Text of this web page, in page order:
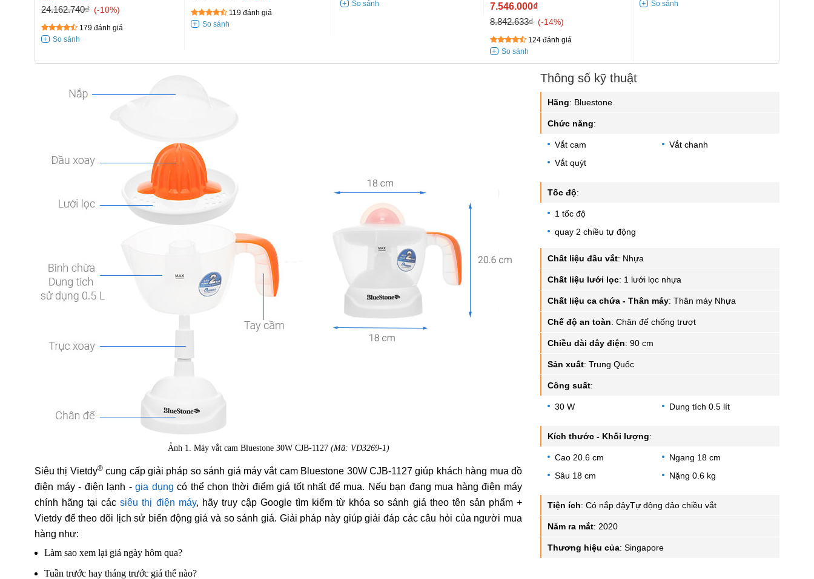
24.162.740₫
-10%
179 đánh giá
119 đánh giá
7.546.000₫
8.842.633₫
-14%
124 đánh giá
Ảnh 1. Máy vắt cam Bluestone 30W CJB-1127 (Mã: VD3269-1)
Siêu thị Vietdy®cung cấp giải pháp so sánh giá máy vắt cam Bluestone 30W CJB-1127 giúp khách hàng mua đồ
điện máy - điện lạnh -gia dụng có thể chọn thời điểm giá tốt nhất để mua. Nếu bạn đang mua hàng điện máy
chính hãng tại cácsiêu thị điện máy, hãy truy cập Google tìm kiếm từ khóa so sánh giá theo tên sản phẩm +
Vietdy để theo dõi lịch sử biến động giá và so sánh giá. Giải pháp này giúp giải đáp các câu hỏi của người mua
hàng như:
Làm sao xem lại giá ngày hôm qua?
Tuần trước hay tháng trước giá thế nào?
Thông số kỹ thuật
Hãng: Bluestone
Chức năng:
Vắt cam
Vắt chanh
Vắt quýt
Tốc độ:
1 tốc độ
quay 2 chiều tự động
Chất liệu đầu vắt: Nhựa
Chất liệu lưới lọc: 1 lưới lọc nhựa
Chất liệu ca chứa - Thân máy: Thân máy Nhựa
Chế độ an toàn: Chân đế chống trượt
Chiều dài dây điện: 90 cm
Sản xuất: Trung Quốc
Công suất:
30 W Dung tích 0.5 lít
Kích thước - Khối lượng:
Cao 20.6 cm
Ngang 18 cm
Sâu 18 cm
Nặng 0.6 kg
Tiện ích: Có nắp đậyTự động đảo chiều vắt
Năm ra mắt: 2020
Thương hiệu của: Singapore